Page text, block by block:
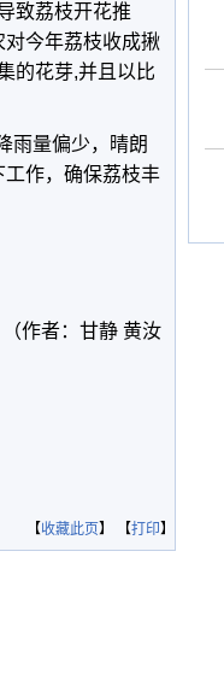
致荔枝开花推
今年荔枝收成揪
的花芽,并且以比
雨量偏少，晴朗
作，确保荔枝丰
作者：甘静 黄汝
【收藏此页】 【打印】